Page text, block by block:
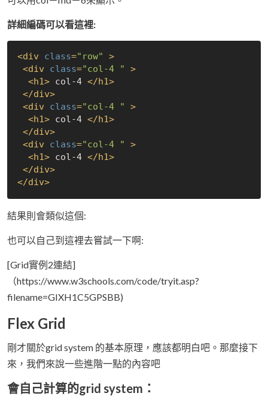
詳細編碼可以看這裡:
<div class="row" >
<div class="col-4 " >
<h1> col-4 </h1>
</div>
<div class="col-4 " >
<h1> col-4 </h1>
</div>
<div class="col-4 " >
<h1> col-4 </h1>
</div>
</div>
結果則會類似這個:
也可以自己到這裡去嘗試一下啊:
[Grid實例2連結]
（https://www.w3schools.com/code/tryit.asp?
filename=GIXH1C5GPSBB)
Flex Grid
剛才關於grid system 的基本原理，應該都明白吧。那麼接下
來，我們來說一些進階一點的內容吧
會自己計算的grid system：